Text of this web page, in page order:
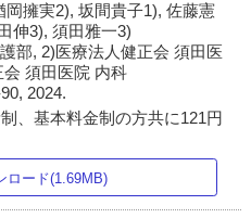
擁実2), 坂間貴子1), 佐藤憲
伸3), 須田雅一3)
部, 2)医療法人健正会 須田医
須田医院 内科
2024.
、基本料金制の方共に121円
ロード(1.69MB)